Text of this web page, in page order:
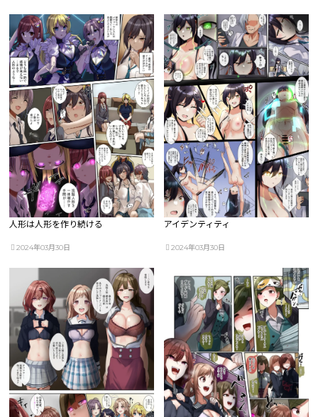
人形は人形を作り続ける
2024年03月30日
アイデンティティ
2024年03月30日